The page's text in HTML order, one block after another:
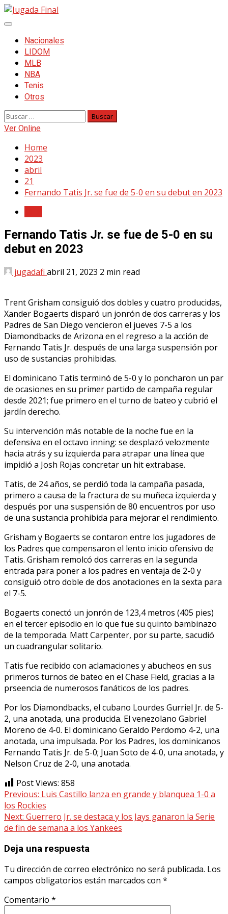
Skip
to
Primary
MenuNacionales
LIDOM
MLB
NBA
Tenis
Otros
Buscar:
Ver Online
Home
2023
abril
21
Fernando Tatis Jr. se fue de 5-0 en su debut en 2023
Fernando Tatis Jr. se fue de 5-0 en su
debut en 2023
jugadafi abril 21, 2023 2 min read
Trent Grisham consiguió dos dobles y cuatro producidas,
Xander Bogaerts disparó un jonrón de dos carreras y los
Padres de San Diego vencieron el jueves 7-5 a los
Diamondbacks de Arizona en el regreso a la acción de
Fernando Tatis Jr. después de una larga suspensión por
uso de sustancias prohibidas.
El dominicano Tatis terminó de 5-0 y lo poncharon un par
de ocasiones en su primer partido de campaña regular
desde 2021; fue primero en el turno de bateo y cubrió el
jardín derecho.
Su intervención más notable de la noche fue en la
defensiva en el octavo inning: se desplazó velozmente
hacia atrás y su izquierda para atrapar una línea que
impidió a Josh Rojas concretar un hit extrabase.
Tatis, de 24 años, se perdió toda la campaña pasada,
primero a causa de la fractura de su muñeca izquierda y
después por una suspensión de 80 encuentros por uso
de una sustancia prohibida para mejorar el rendimiento.
Grisham y Bogaerts se contaron entre los jugadores de
los Padres que compensaron el lento inicio ofensivo de
Tatis. Grisham remolcó dos carreras en la segunda
entrada para poner a los padres en ventaja de 2-0 y
consiguió otro doble de dos anotaciones en la sexta para
el 7-5.
Bogaerts conectó un jonrón de 123,4 metros (405 pies)
en el tercer episodio en lo que fue su quinto bambinazo
de la temporada. Matt Carpenter, por su parte, sacudió
un cuadrangular solitario.
Tatis fue recibido con aclamaciones y abucheos en sus
primeros turnos de bateo en el Chase Field, gracias a la
prseencia de numerosos fanáticos de los padres.
Por los Diamondbacks, el cubano Lourdes Gurriel Jr. de 5-
2, una anotada, una producida. El venezolano Gabriel
Moreno de 4-0. El dominicano Geraldo Perdomo 4-2, una
anotada, una impulsada. Por los Padres, los dominicanos
Fernando Tatis Jr. de 5-0; Juan Soto de 4-0, una anotada, y
Nelson Cruz de 2-0, una anotada.
Post Views: 858
Continue
Reading
Previous: Luis Castillo lanza en grande y blanquea 1-0 a
los Rockies
Next: Guerrero Jr. se destaca y los Jays ganaron la Serie
de fin de semana a los Yankees
Deja una respuesta
Tu dirección de correo electrónico no será publicada. Los
campos obligatorios están marcados con *
Comentario *